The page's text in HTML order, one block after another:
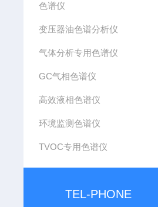
色谱仪
变压器油色谱分析仪
气体分析专用色谱仪
GC气相色谱仪
高效液相色谱仪
环境监测色谱仪
TVOC专用色谱仪
TEL-PHONE